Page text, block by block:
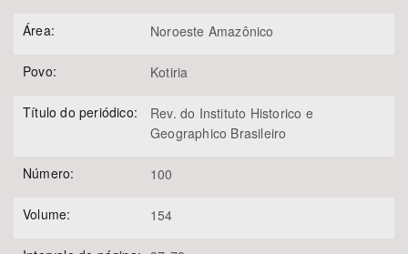
Área: Noroeste Amazônico
Povo: Kotiria
Título do periódico:
Rev. do Instituto Historico e
Geographico Brasileiro
Número: 100
Volume: 154